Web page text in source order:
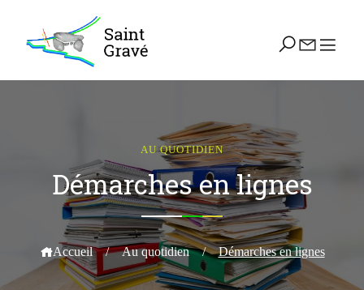
AU QUOTIDIEN
Démarches en lignes
Accueil / Au quotidien / Démarches en lignes